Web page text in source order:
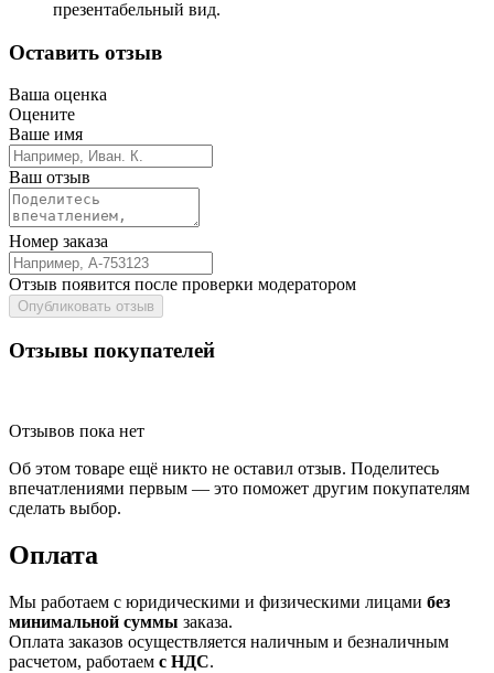
презентабельный вид.
Оставить отзыв
Ваша оценка
Оцените
Ваше имя
Ваш отзыв
Номер заказа
Отзыв появится после проверки модератором
Опубликовать отзыв
Отзывы покупателей
Отзывов пока нет
Об этом товаре ещё никто не оставил отзыв. Поделитесь
впечатлениями первым — это поможет другим покупателям
сделать выбор.
Оплата
Мы работаем с юридическими и физическими лицами без
минимальной суммы заказа.
Оплата заказов осуществляется наличным и безналичным
расчетом, работаем с НДС.